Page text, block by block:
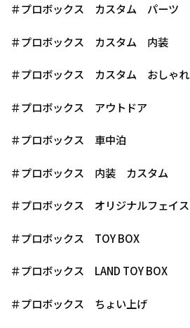
＃プロボックス カスタム パーツ
＃プロボックス カスタム 内装
＃プロボックス カスタム おしゃれ
＃プロボックス アウトドア
＃プロボックス 車中泊
＃プロボックス 内装 カスタム
＃プロボックス オリジナルフェイス
＃プロボックス TOY BOX
＃プロボックス LAND TOY BOX
＃プロボックス ちょい上げ